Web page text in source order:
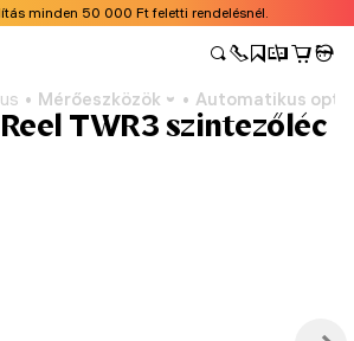
minden 50 000 Ft feletti rendelésnél.
Mérőeszközök Automatikus
TWR3 szintezőléc